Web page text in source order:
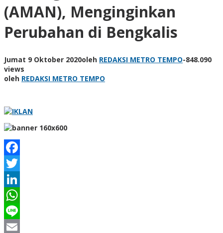
(AMAN), Menginginkan
Perubahan di Bengkalis
Jumat 9 Oktober 2020oleh REDAKSI METRO TEMPO-848.090
views
oleh REDAKSI METRO TEMPO
Facebook
Twitter
LinkedIn
WhatsApp
Line